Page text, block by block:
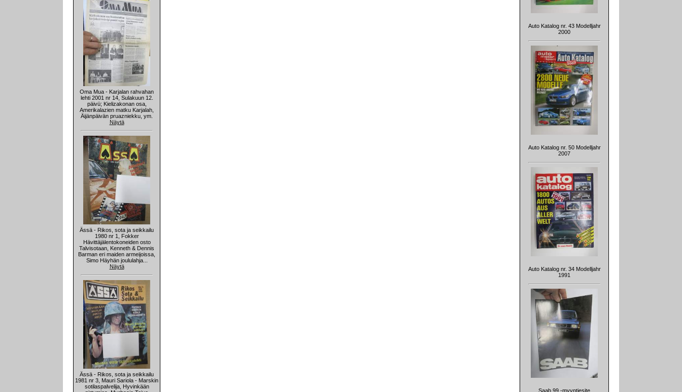
Oma Mua - Karjalan rahvahan
lehti 2001 nr 14, Sulakuun 12.
päivü; Kielizakonan osa,
Amerikalazien matku Karjalah,
Äijänpäivän pruazniekku, ym.
Näytä
Ässä - Rikos, sota ja seikkailu
1980 nr 1, Fokker
Hävittäjälentokoneiden osto
Talvisotaan, Kenneth & Dennis
Barman eri maiden armeijoissa,
Simo Häyhän joululahja...
Näytä
Ässä - Rikos, sota ja seikkailu
1981 nr 3, Mauri Sariola - Marskin
sotilaspalvelija, Hyvinkään
Auto Katalog nr. 43 Modelljahr
2000
Auto Katalog nr. 50 Modelljahr
2007
Auto Katalog nr. 34 Modelljahr
1991
Saab 99 -myyntiesite